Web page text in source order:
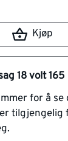
Kjøp
18 volt 165
for å se
tilgjengelig